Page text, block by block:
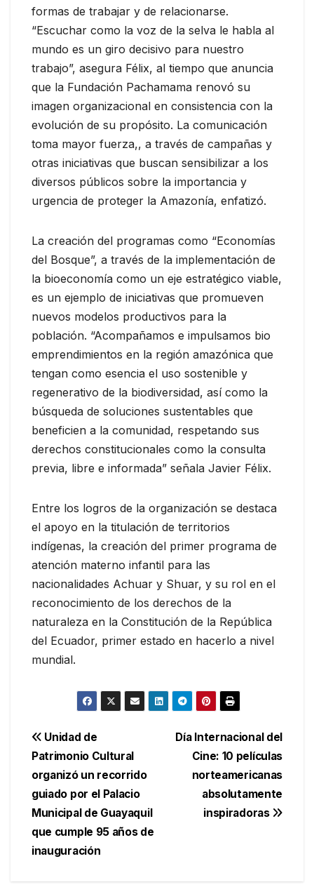
formas de trabajar y de relacionarse.
“Escuchar como la voz de la selva le habla al
mundo es un giro decisivo para nuestro
trabajo”, asegura Félix, al tiempo que anuncia
que la Fundación Pachamama renovó su
imagen organizacional en consistencia con la
evolución de su propósito. La comunicación
toma mayor fuerza,, a través de campañas y
otras iniciativas que buscan sensibilizar a los
diversos públicos sobre la importancia y
urgencia de proteger la Amazonía, enfatizó.
La creación del programas como “Economías
del Bosque”, a través de la implementación de
la bioeconomía como un eje estratégico viable,
es un ejemplo de iniciativas que promueven
nuevos modelos productivos para la
población. “Acompañamos e impulsamos bio
emprendimientos en la región amazónica que
tengan como esencia el uso sostenible y
regenerativo de la biodiversidad, así como la
búsqueda de soluciones sustentables que
beneficien a la comunidad, respetando sus
derechos constitucionales como la consulta
previa, libre e informada” señala Javier Félix.
Entre los logros de la organización se destaca
el apoyo en la titulación de territorios
indígenas, la creación del primer programa de
atención materno infantil para las
nacionalidades Achuar y Shuar, y su rol en el
reconocimiento de los derechos de la
naturaleza en la Constitución de la República
del Ecuador, primer estado en hacerlo a nivel
mundial.
Navegación
de
entradas
Día Internacional del
Cine: 10 películas
norteamericanas
absolutamente
inspiradoras
Unidad de
Patrimonio Cultural
organizó un recorrido
guiado por el Palacio
Municipal de Guayaquil
que cumple 95 años de
inauguración